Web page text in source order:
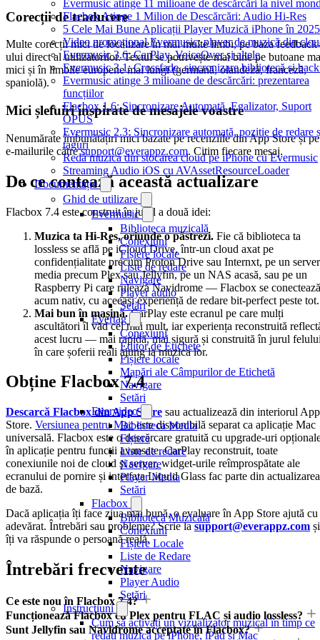
Evermusic atinge 11 milioane de descărcări la nivel
Flacbox Atinge 1 Milion de Descărcări: Audio Hi-Res
5 Cele Mai Bune Aplicații Player Muzică iPhone în 2025
Video promoțional Evermusic: player de muzică din
Evermusic 3.6: CarPlay, VoiceOver și altele
Evermusic 3.1: Crossfade, sincronizare bibliotecă și
Evermusic atinge 3 milioane de descărcări: prezentarea
funcțiilor
Flacbox 1.6: Sincronizare Automată, Egalizator, Suport
OPUS
Evermusic 2.3: Sincronizare automată, poziție de redare
taguri
Redă muzică din stocarea cloud pe iPhone cu Evermusic
Streaming Audio iOS cu AVAssetResourceLoader
Documentație
Ghid de utilizare
Evermusic
Biblioteca muzicală
Conexiuni
Fișiere locale
Liste de redare
Navigare
Player audio
Setări
Evertag
Conexiuni
Editor de Etichete
Fișiere locale
Mapări ale Câmpurilor de Etichetă
Navigare
Setări
Evervideo
Biblioteca Media
Fișiere
Liste de redare
Navigare
Player Media
Setări
Flacbox
Bibliotecă Muzicală
Conexiuni
Fișiere Locale
Liste de Redare
Navigare
Player Audio
Setări
Instrucțiuni
Cum să activați un vizualizator muzical în timp ce
redați muzică pe iPhone, iPad și Mac
Corecții de traducere
Multe corecții mici de localizare în mai multe limbi, pe baza feedback-
ului direct al utilizatorilor. Textul se potrivește mai bine pe butoane
mici și în limbile europene mai lungi (germană, olandeză, franceză,
spaniolă).
Mici șlefuiri inspirate de mesajele voastre
Nenumărate îmbunătățiri mici bazate pe recenziile din App Store și pe
e-mailurile cătresupport@everappz.com. Citim fiecare mesaj.
De ce contează această actualizare
Flacbox 7.4 este construit în jurul a două idei:
Muzica ta Hi-Res, oriunde o păstrezi. Fie că biblioteca ta
lossless se află pe iCloud Drive, într-un cloud axat pe
confidențialitate precum Proton Drive sau Internxt, pe un server
media precum Plex sau Jellyfin, pe un NAS acasă, sau pe un
Raspberry Pi care rulează Navidrome — Flacbox se conectează
acum nativ, cu aceeași experiență de redare bit-perfect peste tot.
Mai bun în mașină.CarPlay este ecranul pe care mulți
ascultători îl văd cel mai mult, iar experiența reconstruită
acest lucru — mai rapidă, mai sigură și construită în jurul
în care șoferii reali ajung la muzica lor.
Obține Flacbox 7.4
Descarcă Flacbox din App Store sau actualizează din interiorul App
Store. Versiunea pentru Maceste disponibilă separat ca aplicație Mac
universală. Flacbox este o descărcare gratuită cu upgrade-uri
în aplicație pentru funcții avansate. CarPlay reconstruit, toate
conexiunile noi de cloud și server, widget-urile reîmprospătate ale
ecranului de pornire și interfața Liquid Glass fac parte din actualizarea
de bază.
Dacă aplicația îți face ziua mai bună, o evaluare în App Store ajută cu
adevărat. Întrebări sau probleme? Scrie lasupport@everappz.com și
îți va răspunde o persoană reală.
Întrebări frecvente
Ce este nou în Flacbox 7.4?
Funcționează Flacbox cu Plex pentru FLAC și audio lossless?
Sunt Jellyfin sau Navidrome acceptate în Flacbox?